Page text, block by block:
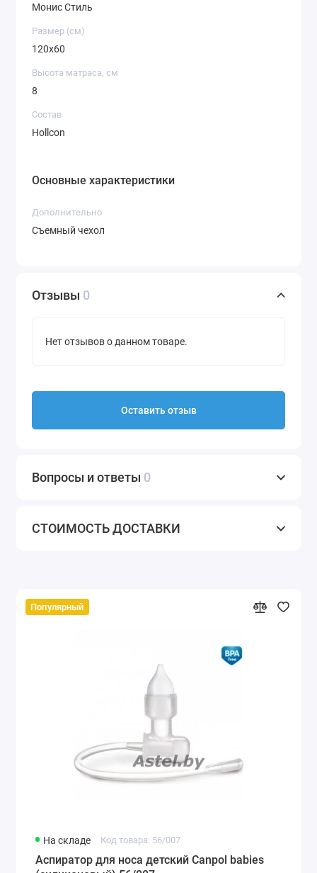
Монис Стиль
Размер (см)
120х60
Высота матраса, см
8
Состав
Hollcon
Основные характеристики
Дополнительно
Съемный чехол
Отзывы 0
Нет отзывов о данном товаре.
Оставить отзыв
Вопросы и ответы 0
СТОИМОСТЬ ДОСТАВКИ
Популярный
На складе Код товара: 56/007
Аспиратор для носа детский Canpol babies